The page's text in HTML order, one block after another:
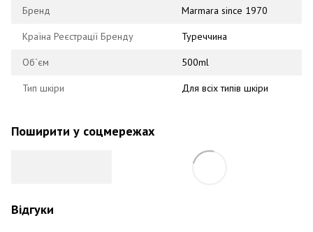
Бренд Marmara since 1970
Країна Реєстрації Бренду Туреччина
Об`єм 500ml
Тип шкіри Для всіх типів шкіри
Поширити у соцмережах
Відгуки